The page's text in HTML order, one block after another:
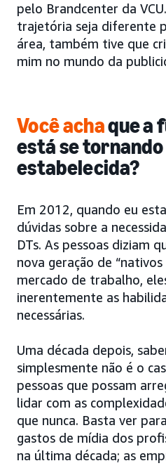
pelo Brandcenter da
trajetória seja diferente
área, também tive que
mim no mundo da
Você achaque a
está se
estabelecida?
Em 2012, quando eu
dúvidas sobre a
DTs. As pessoas diziam
nova geração de
mercado de trabalho,
inerentemente as
necessárias.
Uma década depois,
simplesmente não é o
pessoas que possam
lidar com as
que nunca. Basta ver
gastos de mídia dos
na última década; as